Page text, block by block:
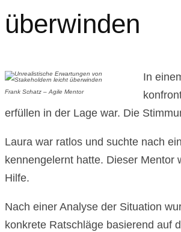
überwinden
Frank Schatz – Agile Mentor
In
erfüllen in der Lage war. Die
Laura war ratlos und suchte nach
kennengelernt hatte. Dieser
Hilfe.
Nach einer Analyse der Situation
konkrete Ratschläge basierend auf